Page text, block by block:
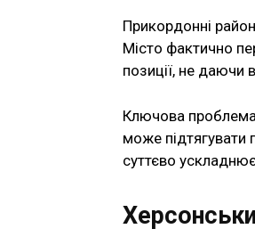
Прикордонні
Місто фактично
позиції, не даючи
Ключова
може підтягувати
суттєво